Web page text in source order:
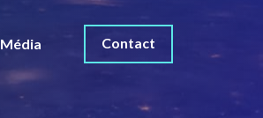
Média Contact